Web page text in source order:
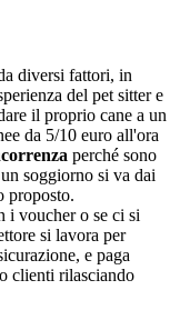
diversi fattori, in
del pet sitter e
il proprio cane a un
da 5/10 euro all'ora
perché sono
soggiorno si va dai
proposto.
i voucher o se ci si
si lavora per
e paga
clienti rilasciando